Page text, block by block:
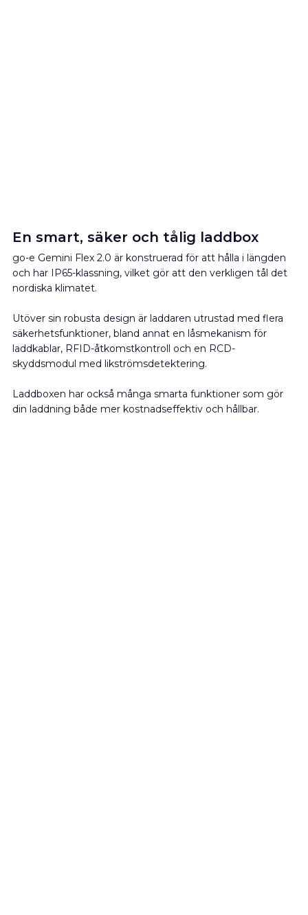
En smart, säker och tålig laddbox
go-e Gemini Flex 2.0 är konstruerad för att hålla i längden
och har IP65-klassning, vilket gör att den verkligen tål det
nordiska klimatet.
Utöver sin robusta design är laddaren utrustad med flera
säkerhetsfunktioner, bland annat en låsmekanism för
laddkablar, RFID-åtkomstkontroll och en RCD-
skyddsmodul med likströmsdetektering.
Laddboxen har också många smarta funktioner som gör
din laddning både mer kostnadseffektiv och hållbar.